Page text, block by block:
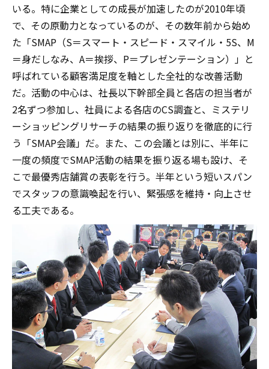
いる。特に企業としての成長が加速したのが2010年頃
で、その原動力となっているのが、その数年前から始め
た「SMAP（S＝スマート・スピード・スマイル・5S、M
＝身だしなみ、A＝挨拶、P＝プレゼンテーション）」と
呼ばれている顧客満足度を軸とした全社的な改善活動
だ。活動の中心は、社長以下幹部全員と各店の担当者が
2名ずつ参加し、社員による各店のCS調査と、ミステリ
ーショッピングリサーチの結果の振り返りを徹底的に行
う「SMAP会議」だ。また、この会議とは別に、半年に
一度の頻度でSMAP活動の結果を振り返る場も設け、そ
こで最優秀店舗賞の表彰を行う。半年という短いスパン
でスタッフの意識喚起を行い、緊張感を維持・向上させ
る工夫である。